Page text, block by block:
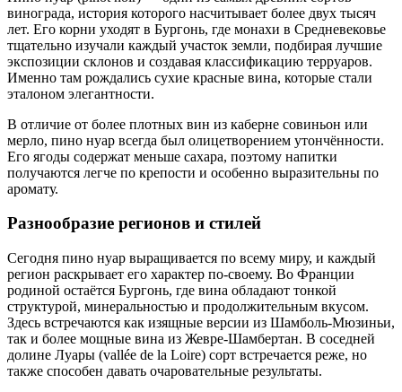
винограда, история которого насчитывает более двух тысяч
лет. Его корни уходят в Бургонь, где монахи в Средневековье
тщательно изучали каждый участок земли, подбирая лучшие
экспозиции склонов и создавая классификацию терруаров.
Именно там рождались сухие красные вина, которые стали
эталоном элегантности.
В отличие от более плотных вин из каберне совиньон или
мерло, пино нуар всегда был олицетворением утончённости.
Его ягоды содержат меньше сахара, поэтому напитки
получаются легче по крепости и особенно выразительны по
аромату.
Разнообразие регионов и стилей
Сегодня пино нуар выращивается по всему миру, и каждый
регион раскрывает его характер по-своему. Во Франции
родиной остаётся Бургонь, где вина обладают тонкой
структурой, минеральностью и продолжительным вкусом.
Здесь встречаются как изящные версии из Шамболь-Мюзиньи,
так и более мощные вина из Жевре-Шамбертан. В соседней
долине Луары (vallée de la Loire) сорт встречается реже, но
также способен давать очаровательные результаты.